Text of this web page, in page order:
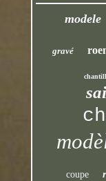
modele
gravé
coupe